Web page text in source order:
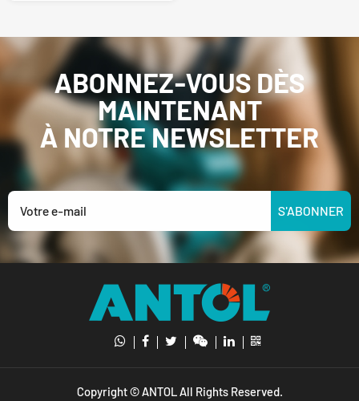
ABONNEZ-VOUS DÈS
MAINTENANT
À NOTRE NEWSLETTER
S'ABONNER
Copyright © ANTOL All Rights Reserved.